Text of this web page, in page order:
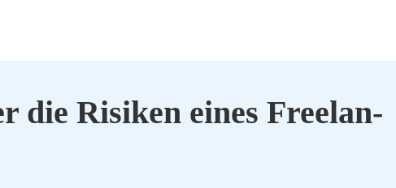
die Risi­ken eines Free­lan­